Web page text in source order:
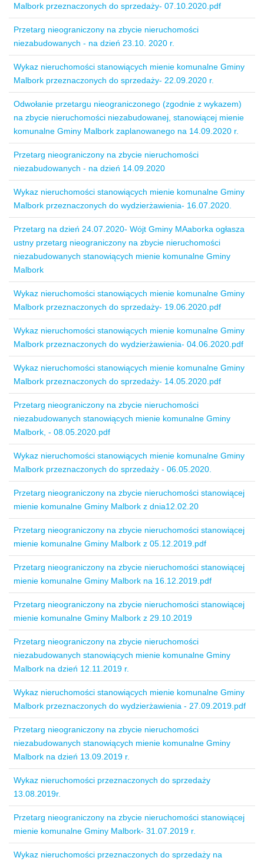
Malbork przeznaczonych do sprzedaży- 07.10.2020.pdf
Przetarg nieograniczony na zbycie nieruchomości
niezabudowanych - na dzień 23.10. 2020 r.
Wykaz nieruchomości stanowiących mienie komunalne Gminy
Malbork przeznaczonych do sprzedaży- 22.09.2020 r.
Odwołanie przetargu nieograniczonego (zgodnie z wykazem)
na zbycie nieruchomości niezabudowanej, stanowiącej mienie
komunalne Gminy Malbork zaplanowanego na 14.09.2020 r.
Przetarg nieograniczony na zbycie nieruchomości
niezabudowanych - na dzień 14.09.2020
Wykaz nieruchomości stanowiących mienie komunalne Gminy
Malbork przeznaczonych do wydzierżawienia- 16.07.2020.
Przetarg na dzień 24.07.2020- Wójt Gminy MAaborka ogłasza
ustny przetarg nieograniczony na zbycie nieruchomości
niezabudowanych stanowiących mienie komunalne Gminy
Malbork
Wykaz nieruchomości stanowiących mienie komunalne Gminy
Malbork przeznaczonych do sprzedaży- 19.06.2020.pdf
Wykaz nieruchomości stanowiących mienie komunalne Gminy
Malbork przeznaczonych do wydzierżawienia- 04.06.2020.pdf
Wykaz nieruchomości stanowiących mienie komunalne Gminy
Malbork przeznaczonych do sprzedaży- 14.05.2020.pdf
Przetarg nieograniczony na zbycie nieruchomości
niezabudowanych stanowiących mienie komunalne Gminy
Malbork, - 08.05.2020.pdf
Wykaz nieruchomości stanowiących mienie komunalne Gminy
Malbork przeznaczonych do sprzedaży - 06.05.2020.
Przetarg nieograniczony na zbycie nieruchomości stanowiącej
mienie komunalne Gminy Malbork z dnia12.02.20
Przetarg nieograniczony na zbycie nieruchomości stanowiącej
mienie komunalne Gminy Malbork z 05.12.2019.pdf
Przetarg nieograniczony na zbycie nieruchomości stanowiącej
mienie komunalne Gminy Malbork na 16.12.2019.pdf
Przetarg nieograniczony na zbycie nieruchomości stanowiącej
mienie komunalne Gminy Malbork z 29.10.2019
Przetarg nieograniczony na zbycie nieruchomości
niezabudowanych stanowiących mienie komunalne Gminy
Malbork na dzień 12.11.2019 r.
Wykaz nieruchomości stanowiących mienie komunalne Gminy
Malbork przeznaczonych do wydzierżawienia - 27.09.2019.pdf
Przetarg nieograniczony na zbycie nieruchomości
niezabudowanych stanowiących mienie komunalne Gminy
Malbork na dzień 13.09.2019 r.
Wykaz nieruchomości przeznaczonych do sprzedaży
13.08.2019r.
Przetarg nieograniczony na zbycie nieruchomości stanowiącej
mienie komunalne Gminy Malbork- 31.07.2019 r.
Wykaz nieruchomości przeznaczonych do sprzedaży na